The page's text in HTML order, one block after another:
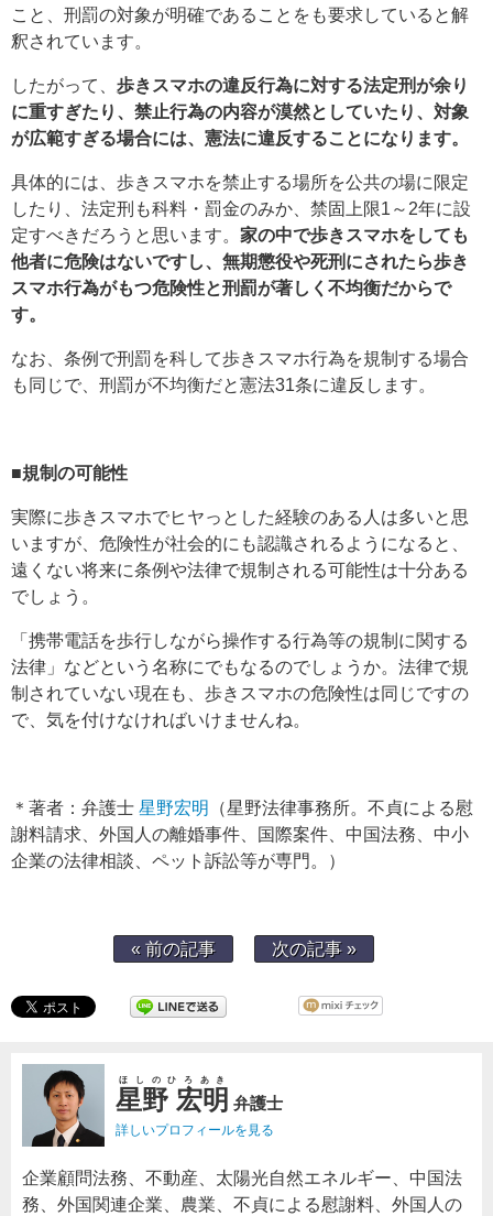
こと、刑罰の対象が明確であることをも要求していると解
釈されています。
したがって、 歩きスマホの違反行為に対する法定刑が余り
に重すぎたり、禁止行為の内容が漠然としていたり、対象
が広範すぎる場合には、憲法に違反することになります。
具体的には、歩きスマホを禁止する場所を公共の場に限定
したり、法定刑も科料・罰金のみか、禁固上限1～2年に設
定すべきだろうと思います。 家の中で歩きスマホをしても
他者に危険はないですし、無期懲役や死刑にされたら歩き
スマホ行為がもつ危険性と刑罰が著しく不均衡だからで
す。
なお、条例で刑罰を科して歩きスマホ行為を規制する場合
も同じで、刑罰が不均衡だと憲法31条に違反します。
■規制の可能性
実際に歩きスマホでヒヤっとした経験のある人は多いと思
いますが、危険性が社会的にも認識されるようになると、
遠くない将来に条例や法律で規制される可能性は十分ある
でしょう。
「携帯電話を歩行しながら操作する行為等の規制に関する
法律」などという名称にでもなるのでしょうか。法律で規
制されていない現在も、歩きスマホの危険性は同じですの
で、気を付けなければいけませんね。
＊著者：弁護士 星野宏明
（星野法律事務所。不貞による慰
謝料請求、外国人の離婚事件、国際案件、中国法務、中小
企業の法律相談、ペット訴訟等が専門。）
« 前の記事 次の記事 »
星野 宏明
ほしのひろあき
弁護士
詳しいプロフィールを見る
企業顧問法務、不動産、太陽光自然エネルギー、中国法
務、外国関連企業、農業、不貞による慰謝料、外国人の